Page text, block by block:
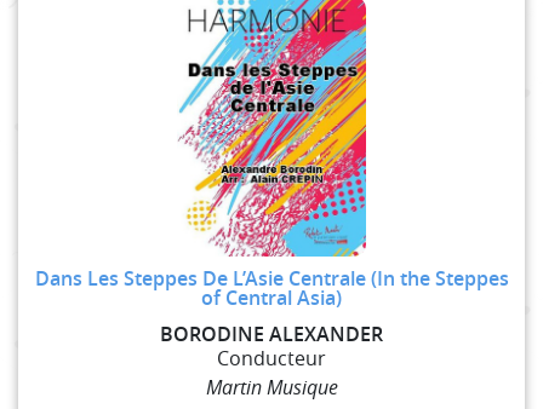
Dans Les Steppes De L’Asie Centrale (In the Steppes
of Central Asia)
BORODINE ALEXANDER
Conducteur
Martin Musique